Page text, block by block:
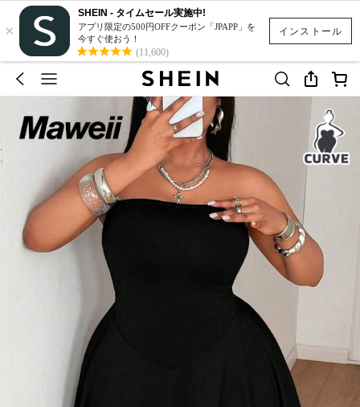
インストール
×
SHEIN - タイムセール実施中!
アプリ限定の500円OFFクーポン「JPAPP」を
今すぐ使おう！
(11,600)